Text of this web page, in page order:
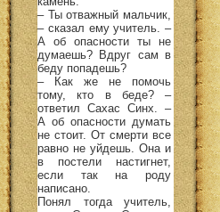
– Ты отважный мальчик,
– сказал ему учитель. –
А об опасности ты не
думаешь? Вдруг сам в
беду попадешь?
– Как же не помочь
тому, кто в беде? –
ответил Сахас Синх. –
А об опасности думать
не стоит. От смерти все
равно не уйдешь. Она и
в постели настигнет,
если так на роду
написано.
Понял тогда учитель,